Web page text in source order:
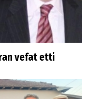
vefat etti